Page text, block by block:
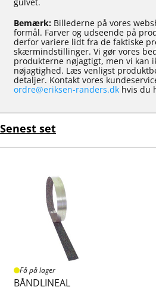
Bemærk: Billederne på vores
formål. Farver og udseende på
derfor variere lidt fra de faktiske
skærmindstillinger. Vi gør vores
produkterne nøjagtigt, men vi kan
nøjagtighed. Læs venligst
detaljer. Kontakt vores
ordre@eriksen-randers.dk hvis du
Senest set
Få på lager
BÅNDLINEAL